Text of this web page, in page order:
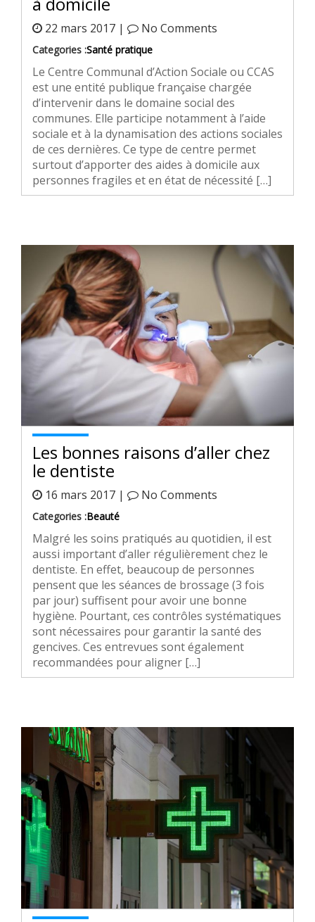
22 mars 2017 | No Comments
Categories :Santé pratique
Le Centre Communal d’Action Sociale ou CCAS
est une entité publique française chargée
d’intervenir dans le domaine social des
communes. Elle participe notamment à l’aide
sociale et à la dynamisation des actions sociales
de ces dernières. Ce type de centre permet
surtout d’apporter des aides à domicile aux
personnes fragiles et en état de nécessité […]
Les bonnes raisons d’aller chez
le dentiste
16 mars 2017 | No Comments
Categories :Beauté
Malgré les soins pratiqués au quotidien, il est
aussi important d’aller régulièrement chez le
dentiste. En effet, beaucoup de personnes
pensent que les séances de brossage (3 fois
par jour) suffisent pour avoir une bonne
hygiène. Pourtant, ces contrôles systématiques
sont nécessaires pour garantir la santé des
gencives. Ces entrevues sont également
recommandées pour aligner […]